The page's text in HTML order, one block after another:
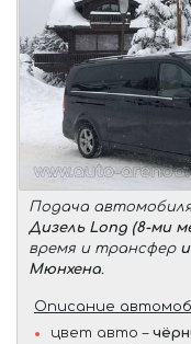
Подача
Дизель Long (8-ми
время и трансфер
Мюнхена.
Описание
цвет авто –